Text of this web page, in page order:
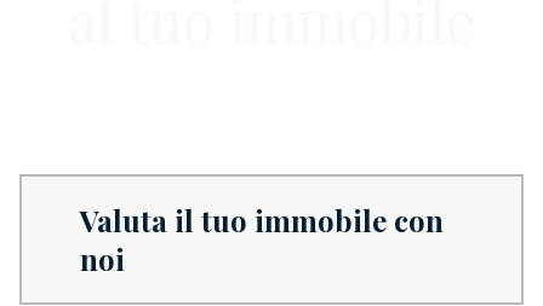
Valuta il tuo immobile con
noi